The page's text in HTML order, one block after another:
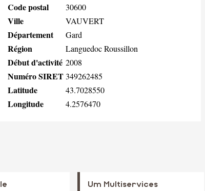
Code postal 30600
Ville VAUVERT
Département Gard
Région Languedoc Roussillon
Début d'activité 2008
Numéro SIRET349262485
Latitude 43.7028550
Longitude 4.2576470
Um Multiservices